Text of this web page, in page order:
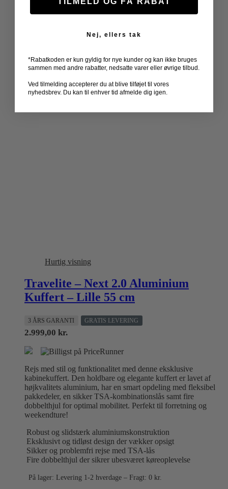
Hurtig visning
Travelite – Next 2.0 Aluminium
Kuffert – Lille 55 cm
3 ÅRS GARANTI GRATIS LEVERING
2.999,00 kr.
Rejs med stil og funktionalitet med denne eksklusive
kabinekuffert. Den holdbare og elegante kuffert er lavet af
højkvalitets aluminium, har en smart opdeling med fleksibel
pakkedeler, en sikker TSA-kombinationslås samt fire
dobbelthjul for optimal mobilitet. Perfekt til forretning og
weekendture!
Robust og slidstærk aluminiumskonstruktion
Eksklusivt og tidløst design der vækker opsigt
Sikker og problemfri rejse med TSA-lås
Fire dobbelthjul der sikrer ubesværet køreoplevelse
På lager: Levering 1-2 hverdage – Fragt: 0 kr.
Nej, ellers tak
*Rabatkoden er kun gyldig for nye kunder og kan ikke bruges
sammen med andre rabatter, nedsatte varer eller øvrige tilbud.
Ved tilmelding accepterer du at blive tilføjet til vores
nyhedsbrev. Du kan til enhver tid afmelde dig igen.